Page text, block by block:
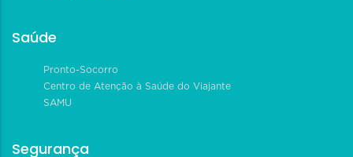
Saúde
Pronto-Socorro
Centro de Atenção à Saúde do Viajante
SAMU
Segurança